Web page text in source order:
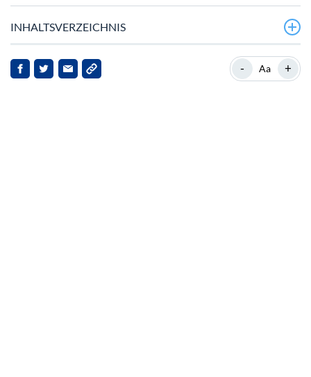
INHALTSVERZEICHNIS
Marktvolatilität und regulatorische Entwicklungen
- Aa +